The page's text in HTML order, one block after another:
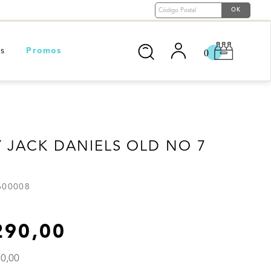
Atamisque
Trivento
Promos 0
JACK DANIELS OLD NO 7
,00
,00